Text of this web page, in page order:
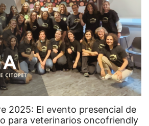
2025: El evento presencial de
para veterinarios oncofriendly